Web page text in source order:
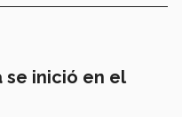
se inició en el